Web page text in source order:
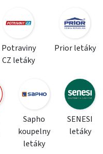
Potraviny
CZ letáky
Prior letáky
Sapho
koupelny
letáky
SENESI
letáky